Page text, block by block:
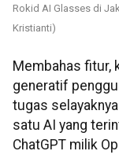
Rokid AI Glasses di
Kristianti)
Membahas fitur,
generatif
tugas
satu AI yang
ChatGPT milik